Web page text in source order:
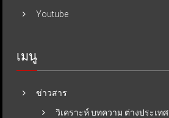
Youtube
เมนู
ข่าวสาร
วิเคราะห์ บทความ ต่างประเทศ